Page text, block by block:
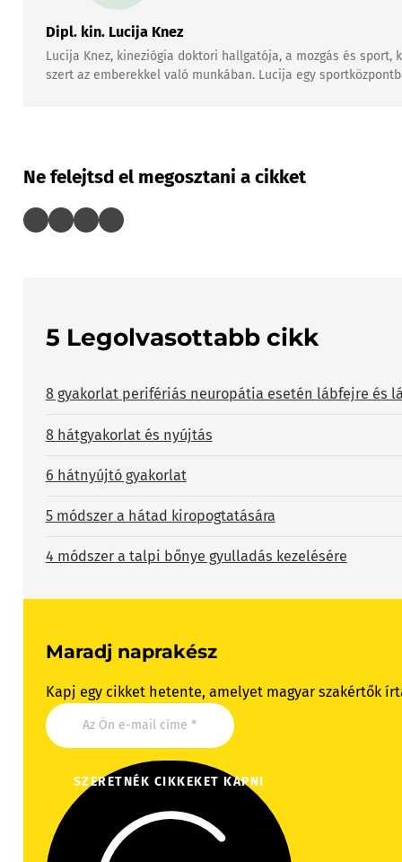
Dipl. kin. Lucija Knez
Lucija Knez, kineziógia doktori hallgatója, a mozgás és
szert az emberekkel való munkában. Lucija egy
Ne felejtsd el megosztani a cikket
5 Legolvasottabb cikk
8 gyakorlat perifériás neuropátia esetén lábfejre és
8 hátgyakorlat és nyújtás
6 hátnyújtó gyakorlat
5 módszer a hátad kiropogtatására
4 módszer a talpi bőnye gyulladás kezelésére
Maradj naprakész
Kapj egy cikket hetente, amelyet magyar szakértők
SZERETNÉK CIKKEKET KAPNI